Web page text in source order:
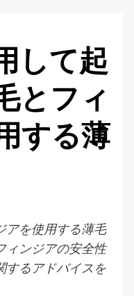
して起
とフィ
する薄
アを使用する薄毛
ィンジアの安全性
するアドバイスを